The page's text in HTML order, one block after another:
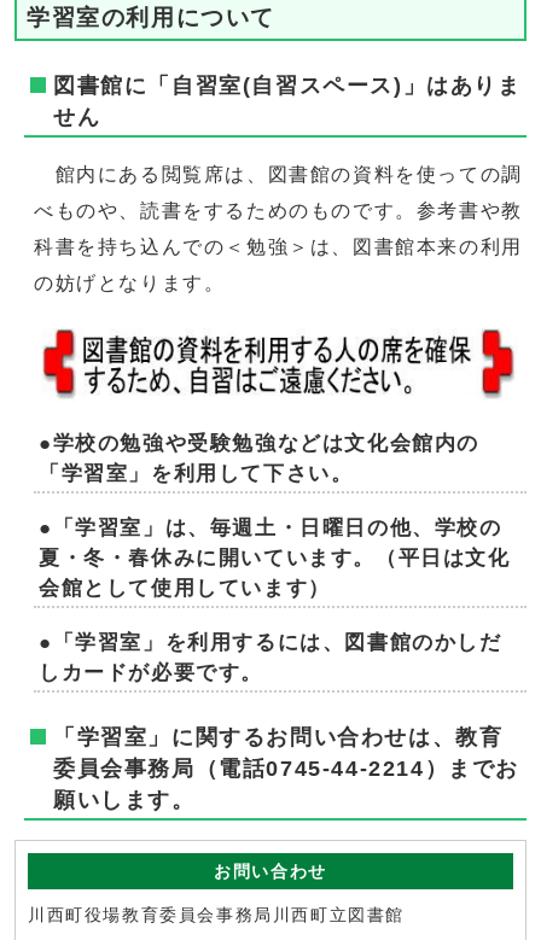
学習室の利用について
図書館に「自習室(自習スペース)」はありま
せん
館内にある閲覧席は、図書館の資料を使っての調
べものや、読書をするためのものです。参考書や教
科書を持ち込んでの＜勉強＞は、図書館本来の利用
の妨げとなります。
●学校の勉強や受験勉強などは文化会館内の
「学習室」を利用して下さい。
●「学習室」は、毎週土・日曜日の他、学校の
夏・冬・春休みに開いています。（平日は文化
会館として使用しています）
●「学習室」を利用するには、図書館のかしだ
しカードが必要です。
「学習室」に関するお問い合わせは、教育
委員会事務局（電話0745-44-2214）までお
願いします。
お問い合わせ
川西町役場教育委員会事務局川西町立図書館